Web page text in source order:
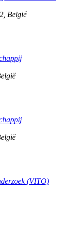
België
(VITO)